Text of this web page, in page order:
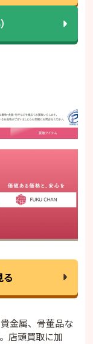
る
金属、骨董品な
店頭買取に加